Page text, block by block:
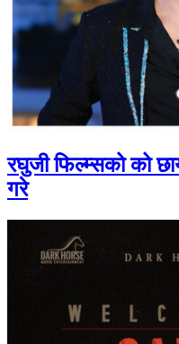
रघुजी फिल्म्सको को
गरे